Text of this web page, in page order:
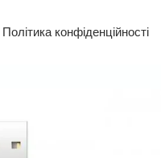
Політика конфіденційності